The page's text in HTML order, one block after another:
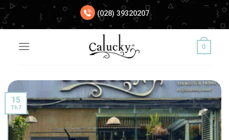
Chuyển
đến
nội
(028) 39320207
0
15
Th7